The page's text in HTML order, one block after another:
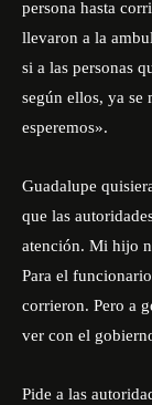
persona hasta
llevaron a la
si a las personas
según ellos, ya se
esperemos».
Guadalupe
que las
atención. Mi hijo
Para el
corrieron. Pero a
ver con el
Pide a las